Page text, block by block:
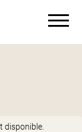
disponible.